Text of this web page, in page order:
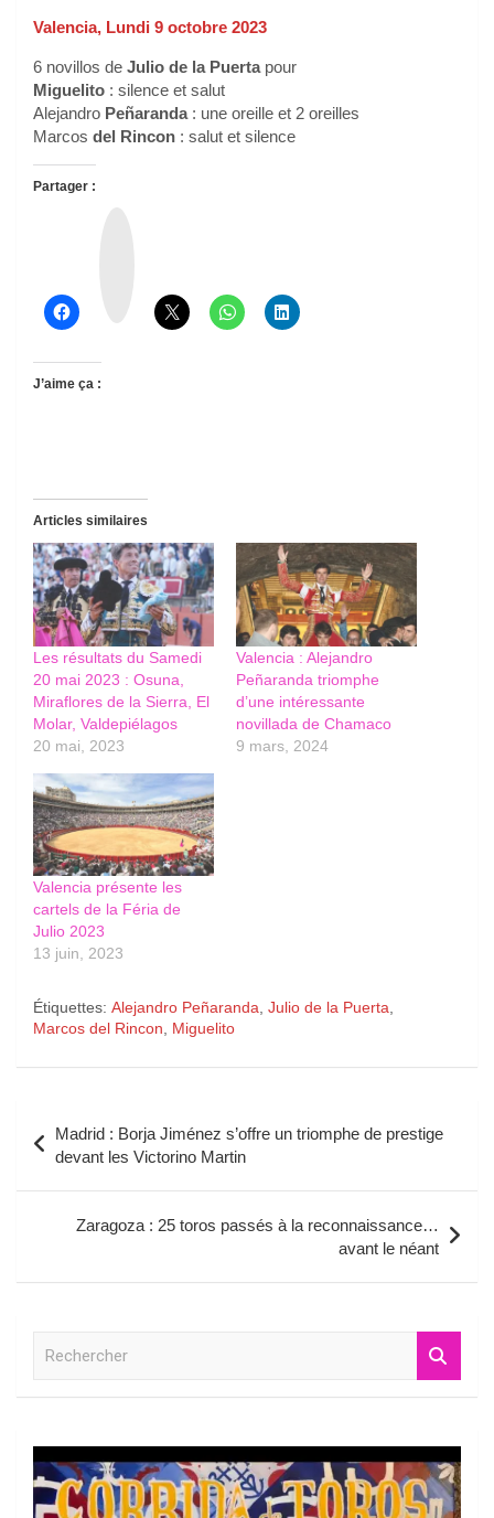
Valencia, Lundi 9 octobre 2023
6 novillos de Julio de la Puertapour
Miguelito : silence et salut
Alejandro Peñaranda : une oreille et 2 oreilles
Marcos del Rincon : salut et silence
Partager :
J’aime ça :
Articles similaires
Les résultats du Samedi
20 mai 2023 : Osuna,
Miraflores de la Sierra, El
Molar, Valdepiélagos
20 mai, 2023
Valencia : Alejandro
Peñaranda triomphe
d’une intéressante
novillada de Chamaco
9 mars, 2024
Valencia présente les
cartels de la Féria de
Julio 2023
13 juin, 2023
Étiquettes: Alejandro Peñaranda, Julio de la Puerta,
Marcos del Rincon, Miguelito
de
l’article
Madrid : Borja Jiménez s’offre un triomphe de prestige
devant les Victorino Martin
Zaragoza : 25 toros passés à la reconnaissance…
avant le néant
r
c
h